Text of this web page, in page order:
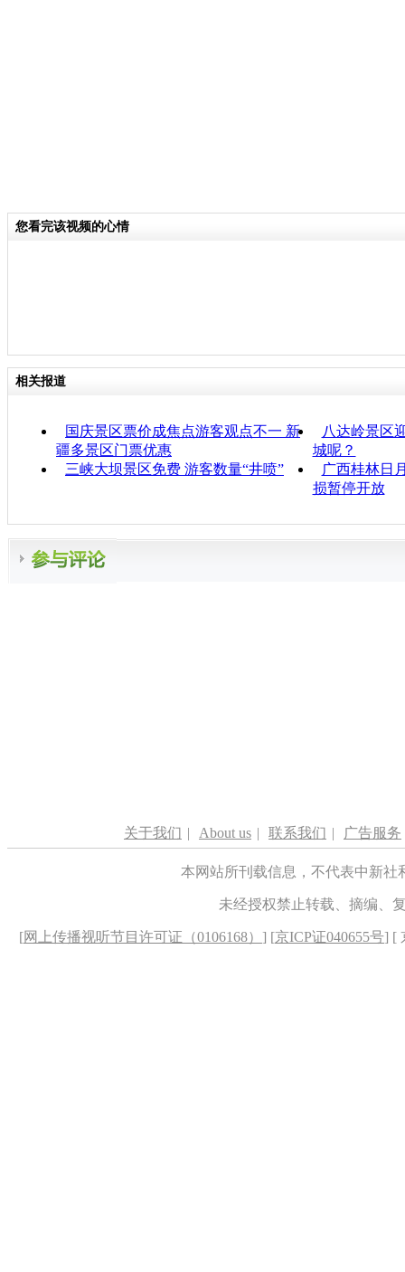
您看完该视频的心情
相关报道
国庆景区票价成焦点游客观点不一 新
疆多景区门票优惠
八达岭景区
城呢？
三峡大坝景区免费 游客数量“井喷”
广西桂林日
损暂停开放
关于我们 | About us | 联系我们 | 广告服务
本网站所刊载信息，不代表中新
未经授权禁止转载、摘编、
[网上传播视听节目许可证（0106168） ] [京ICP证040655号] [